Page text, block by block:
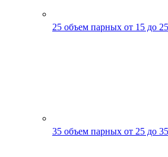
25 объем парных от 15 до
35 объем парных от 25 до